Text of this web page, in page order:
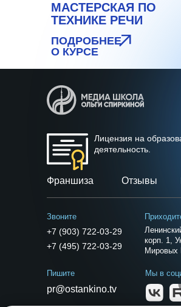
МАСТЕРСКАЯ ПО
ТЕХНИКЕ РЕЧИ
ПОДРОБНЕЕ
О КУРСЕ
корп. 1,
Мировых
Лицензия на
деятельность.
+7 (903) 722-03-29
pr@ostankino.tv
+7 (495) 722-03-29
Отзывы
Франшиза
Пишите
Звоните
Мы в